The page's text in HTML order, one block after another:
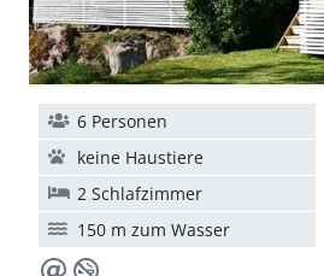
6 Personen
keine Haustiere
2 Schlafzimmer
150 m zum Wasser